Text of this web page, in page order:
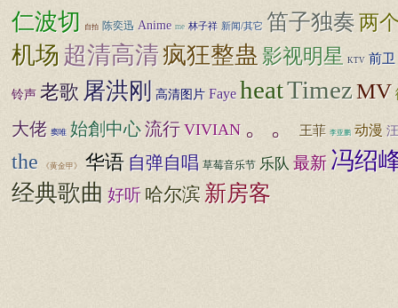
仁波切 自拍 陈奕迅 Anime me 林子祥 新闻/其它 笛子独奏两
机场 超清高清疯狂整蛊影视明星 KTV 前卫
铃声 老歌 屠洪刚 高清图片 Faye heatTimezMV
大佬 窦唯 始創中心流行 VIVIAN 。。 王菲 李亚鹏 动漫
the 《黄金甲》 华语 自弹自唱 草莓音乐节 乐队 最新 冯绍
经典歌曲 好听 哈尔滨 新房客